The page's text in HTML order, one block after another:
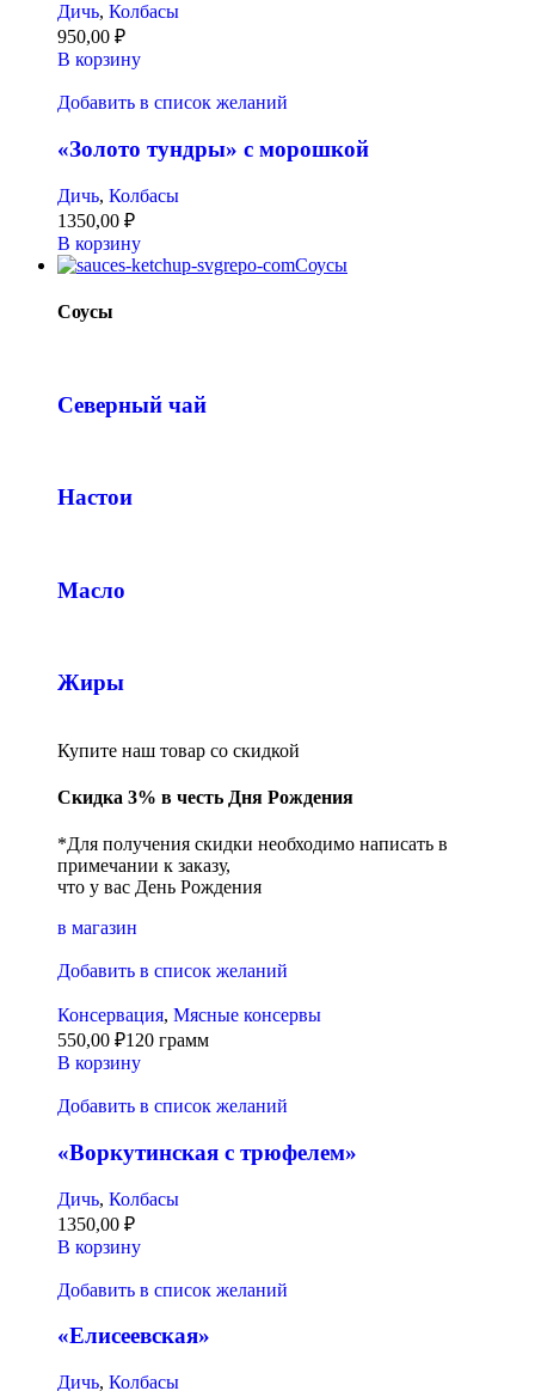
Дичь, Колбасы
950,00 ₽
В корзину
Добавить в список желаний
«Золото тундры» с морошкой
Дичь, Колбасы
1350,00 ₽
В корзину
Соусы
Соусы
Северный чай
Настои
Масло
Жиры
Купите наш товар со скидкой
Скидка 3% в честь Дня Рождения
*Для получения скидки необходимо написать в
примечании к заказу,
что у вас День Рождения
в магазин
Добавить в список желаний
Консервация, Мясные консервы
550,00 ₽120 грамм
В корзину
Добавить в список желаний
«Воркутинская с трюфелем»
Дичь, Колбасы
1350,00 ₽
В корзину
Добавить в список желаний
«Елисеевская»
Дичь, Колбасы